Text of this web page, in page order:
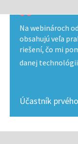
Na webinároch
obsahujú veľa
riešení, čo mi
danej
Účastník